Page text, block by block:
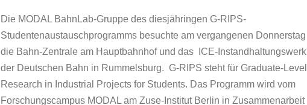
Die MODAL BahnLab-Gruppe des diesjähringen G-RIPS-
Studentenaustauschprogramms besuchte am vergangenen Donnerstag
die Bahn-Zentrale am Hauptbahnhof und das ICE-Instandhaltungswerk
der Deutschen Bahn in Rummelsburg. G-RIPS steht für Graduate-Level
Research in Industrial Projects for Students. Das Programm wird vom
Forschungscampus MODAL am Zuse-Institut Berlin in Zusammenarbeit